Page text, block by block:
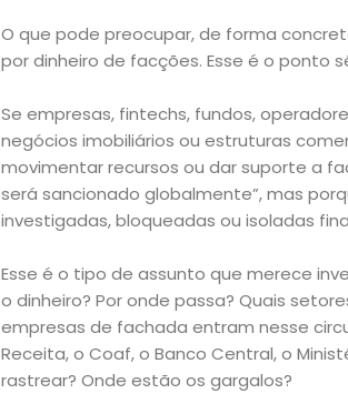
Saúde
e
Qualidade
de
Vida
Sexualidade
Variedades
O que pode preocupar, de forma
por dinheiro de facções. Esse é o ponto
Se empresas, fintechs, fundos,
negócios imobiliários ou estruturas
movimentar recursos ou dar suporte a
será sancionado globalmente”, mas
investigadas, bloqueadas ou isoladas
Esse é o tipo de assunto que merece
o dinheiro? Por onde passa? Quais
empresas de fachada entram nesse
Receita, o Coaf, o Banco Central, o
rastrear? Onde estão os gargalos?